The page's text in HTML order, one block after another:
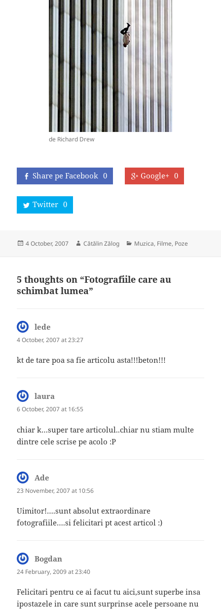
de Richard Drew
Share pe Facebook 0 Google+ 0
Twitter 0
Posted
4 October, 2007 Author
Cătălin Zălog Categories
Muzica, Filme, Poze
5 thoughts on “Fotografiile care au
schimbat lumea”
lede
4 October, 2007 at 23:27
kt de tare poa sa fie articolu asta!!!beton!!!
laura
6 October, 2007 at 16:55
chiar k…super tare articolul..chiar nu stiam multe
dintre cele scrise pe acolo :P
Ade
23 November, 2007 at 10:56
Uimitor!….sunt absolut extraordinare
fotografiile….si felicitari pt acest articol :)
Bogdan
24 February, 2009 at 23:40
Felicitari pentru ce ai facut tu aici,sunt superbe insa
ipostazele in care sunt surprinse acele persoane nu